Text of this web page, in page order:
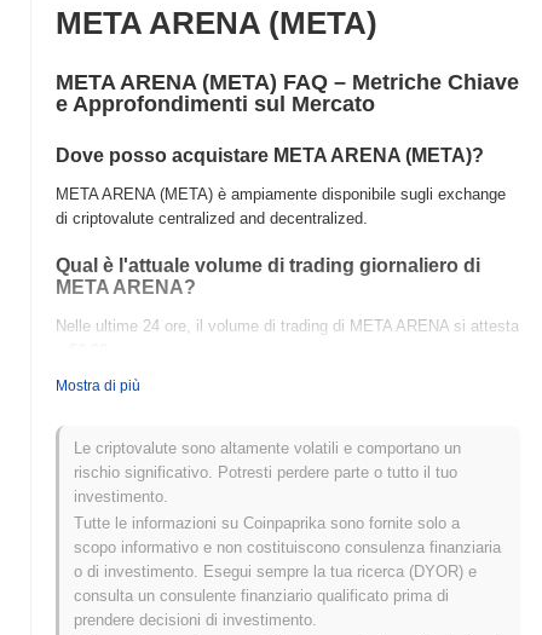
META ARENA (META)
META ARENA (META) FAQ – Metriche Chiave
e Approfondimenti sul Mercato
Dove posso acquistare META ARENA (META)?
META ARENA (META) è ampiamente disponibile sugli exchange
di criptovalute centralized and decentralized.
Qual è l'attuale volume di trading giornaliero di
META ARENA?
Nelle ultime 24 ore, il volume di trading di META ARENA si attesta
Qual è lo storico della fascia di prezzo di META
Massimo Storico (ATH):$0.060594
Minimo Storico (ATL): $0.00
META ARENA è attualmente scambiato~96.23%al di sotto del
suo ATH .
Come si sta comportando META ARENA rispetto
al mercato crypto più ampio?
Mostra di più
Le criptovalute sono altamente volatili e comportano un
rischio significativo. Potresti perdere parte o tutto il tuo
investimento.
Tutte le informazioni su Coinpaprika sono fornite solo a
scopo informativo e non costituiscono consulenza finanziaria
o di investimento. Esegui sempre la tua ricerca (DYOR) e
consulta un consulente finanziario qualificato prima di
prendere decisioni di investimento.